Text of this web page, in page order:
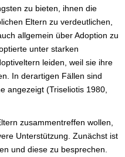
zu bieten, ihnen die
Eltern zu verdeutlichen,
allgemein über Adoption zu
unter starken
leiden, weil sie ihre
In derartigen Fällen sind
angezeigt (Triseliotis 1980,
zusammentreffen wollen,
Unterstützung. Zunächst ist
und diese zu besprechen.